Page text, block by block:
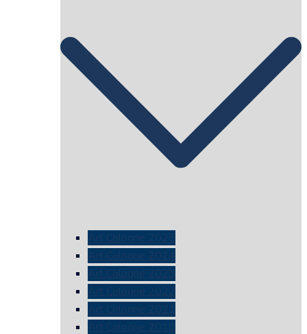
Art Cologne 2025
Art Cologne 2024
Art Cologne 2023
Art Cologne 2022
Art Cologne 2021
Art Cologne 2019